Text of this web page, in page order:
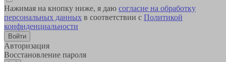
Нажимая на кнопку ниже, я даю согласие на обработку
персональных данных в соответствии с Политикой
конфиденциальности
Авторизация
Восстановление пароля